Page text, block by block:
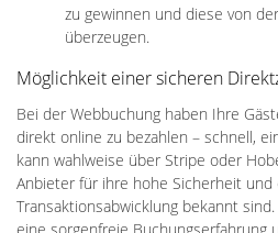
zu gewinnen und diese von
überzeugen.
Möglichkeit einer sicheren
Bei der Webbuchung haben Ihre
direkt online zu bezahlen – schnell,
kann wahlweise über Stripe oder
Anbieter für ihre hohe Sicherheit und
Transaktionsabwicklung bekannt